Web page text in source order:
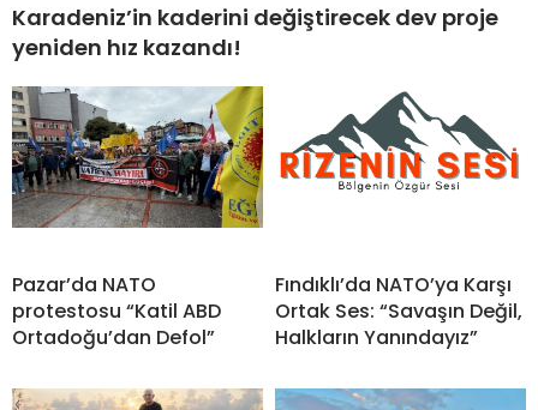
Karadeniz’in kaderini değiştirecek dev proje
yeniden hız kazandı!
Pazar’da NATO
protestosu “Katil ABD
Ortadoğu’dan Defol”
Fındıklı’da NATO’ya Karşı
Ortak Ses: “Savaşın Değil,
Halkların Yanındayız”